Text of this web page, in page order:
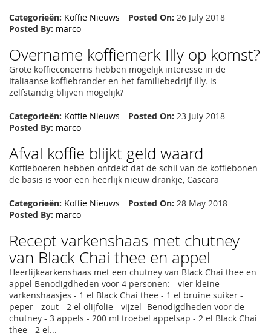
Categorieën: Koffie Nieuws Posted On: 26 July 2018
Posted By: marco
Overname koffiemerk Illy op komst?
Grote koffieconcerns hebben mogelijk interesse in de
Italiaanse koffiebrander en het familiebedrijf Illy. is
zelfstandig blijven mogelijk?
Categorieën: Koffie Nieuws Posted On: 23 July 2018
Posted By: marco
Afval koffie blijkt geld waard
Koffieboeren hebben ontdekt dat de schil van de koffiebonen
de basis is voor een heerlijk nieuw drankje, Cascara
Categorieën: Koffie Nieuws Posted On: 28 May 2018
Posted By: marco
Recept varkenshaas met chutney
van Black Chai thee en appel
Heerlijkearkenshaas met een chutney van Black Chai thee en
appel Benodigdheden voor 4 personen: - vier kleine
varkenshaasjes - 1 el Black Chai thee - 1 el bruine suiker -
peper - zout - 2 el olijfolie - vijzel -Benodigdheden voor de
chutney - 3 appels - 200 ml troebel appelsap - 2 el Black Chai
thee - 2 el...